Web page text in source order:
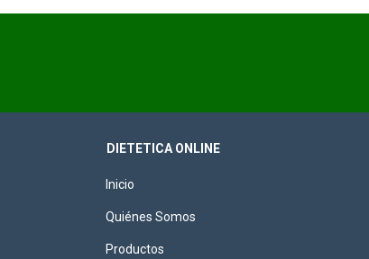
DIETETICA ONLINE
Inicio
Quiénes Somos
Productos